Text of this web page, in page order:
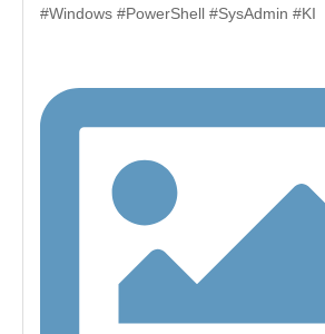
#Windows #PowerShell #SysAdmin #KI